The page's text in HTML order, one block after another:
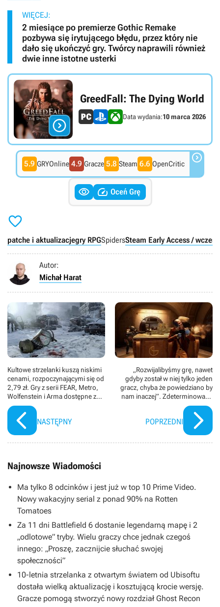
WIĘCEJ:
2 miesiące po premierze Gothic Remake
pozbywa się irytującego błędu, przez który nie
dało się ukończyć gry. Twórcy naprawili również
dwie inne istotne usterki

GreedFall: The Dying World
Data wydania:10 marca 2026
5.9 GRYOnline 4.9 Gracze 5.8 Steam 6.6 OpenCritic 
  Oceń Grę

patche i aktualizacjegry RPGSpidersSteam Early Access /
Autor:
Michał Harat
Kultowe strzelanki kuszą niskimi
cenami, rozpoczynającymi się od
2,79 zł. Gry z serii FEAR, Metro,
Wolfenstein i Arma dostępne za
niewielkie pieniądze na GOG
NASTĘPNY
„Rozwijalibyśmy grę, nawet
gdyby został w niej tylko jeden
gracz, chyba że powiedziano by
nam inaczej”. Zdeterminowane
Starbreeze nie zamierza
porzucać PayDay 3
POPRZEDNI
Najnowsze Wiadomości
Ma tylko 8 odcinków i jest już w top 10 Prime Video.
Nowy wakacyjny serial z ponad 90% na Rotten
Tomatoes
Za 11 dni Battlefield 6 dostanie legendarną mapę i 2
„odlotowe” tryby. Wielu graczy chce jednak czegoś
innego: „Proszę, zacznijcie słuchać swojej
społeczności”
10-letnia strzelanka z otwartym światem od Ubisoftu
dostała wielką aktualizację i kosztującą krocie wersję.
Gracze pomogą stworzyć nowy rozdział Ghost Recon